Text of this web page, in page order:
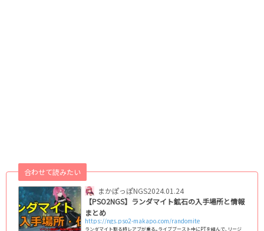
まかぽっぽNGS
合わせて読みたい
2024.01.24
【PSO2NGS】ランダマイト鉱石の入手場所と情報
まとめ
https://ngs.pso2-makapo.com/randomite
ランダマイト割る時レアブが乗る｡ライブブースト中にPTを組んで､リージ